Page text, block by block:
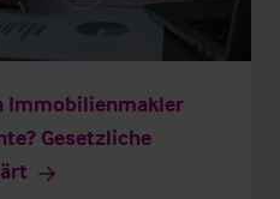
Immobilienmakler
Gesetzliche